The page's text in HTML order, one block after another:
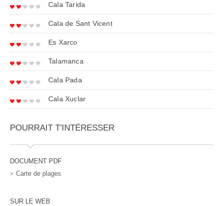
Cala Tarida
Cala de Sant Vicent
Es Xarco
Talamanca
Cala Pada
Cala Xuclar
POURRAIT T'INTÉRESSER
DOCUMENT PDF
Carte de plages
SUR LE WEB